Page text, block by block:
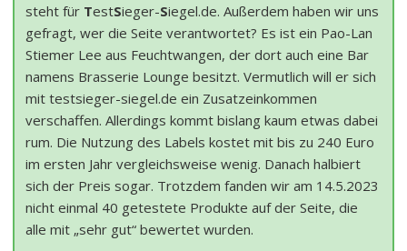
steht für TestSieger-Siegel.de. Außerdem haben wir uns
gefragt, wer die Seite verantwortet? Es ist ein Pao-Lan
Stiemer Lee aus Feuchtwangen, der dort auch eine Bar
namens Brasserie Lounge besitzt. Vermutlich will er sich
mit testsieger-siegel.de ein Zusatzeinkommen
verschaffen. Allerdings kommt bislang kaum etwas dabei
rum. Die Nutzung des Labels kostet mit bis zu 240 Euro
im ersten Jahr vergleichsweise wenig. Danach halbiert
sich der Preis sogar. Trotzdem fanden wir am 14.5.2023
nicht einmal 40 getestete Produkte auf der Seite, die
alle mit „sehr gut“ bewertet wurden.